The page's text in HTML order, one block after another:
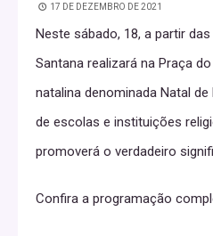
17 DE DEZEMBRO DE 2021
Neste sábado, 18, a partir
Santana realizará na Praça
natalina denominada Natal
de escolas e instituições
promoverá o verdadeiro
Confira a programação